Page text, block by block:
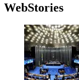
WebStories